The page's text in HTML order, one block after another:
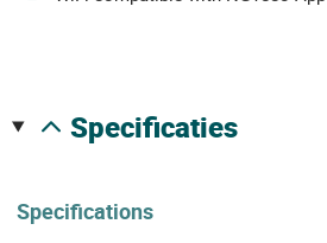
specificaties
Specifications